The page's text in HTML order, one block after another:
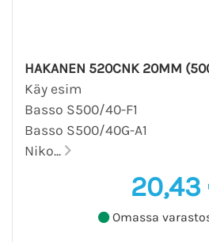
HAKANEN 520CNK 20MM
Käy esim
Basso S500/40-F1
Basso S500/40G-A1
Niko...
20,43
Omassa